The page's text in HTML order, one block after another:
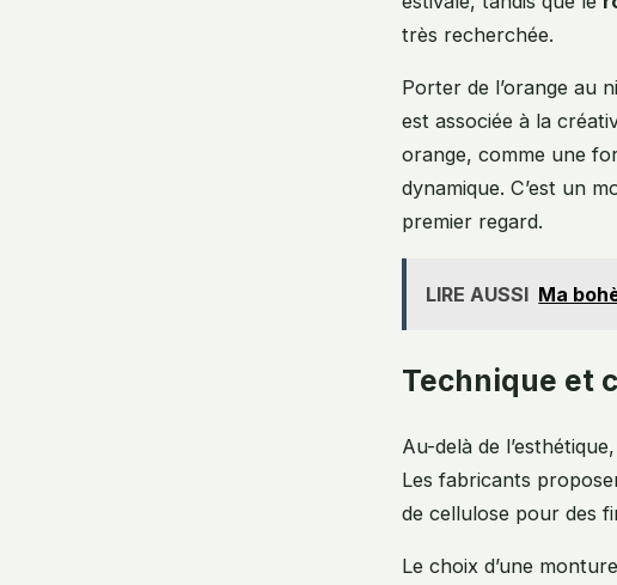
très recherchée.
Porter de l’orange au
est associée à la
orange, comme une
dynamique. C’est un
premier regard.
LIRE AUSSI Ma
Technique et
Au-delà de
Les fabricants
de cellulose pour des
Le choix d’une